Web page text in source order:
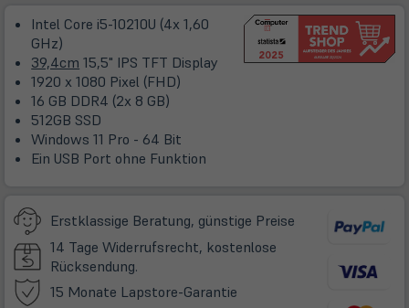
Tab)
Intel Core i5-10210U (4x 1,60
GHz)
39,4cm 15,5" IPS TFT Display
1920 x 1080 Pixel (FHD)
16 GB DDR4 (2x 8 GB)
512GB SSD
Windows 11 Pro - 64 Bit
Ein USB Port ohne Funktion
Erstklassige Beratung, günstige Preise
14 Tage Widerrufsrecht, kostenlose
Rücksendung.
15 Monate Lapstore-Garantie